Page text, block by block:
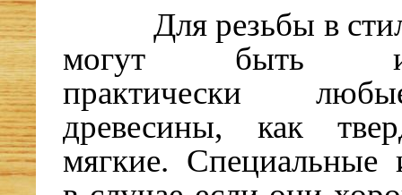
Для резьбы в
могут быть
практически
древесины, как
мягкие. Специальные